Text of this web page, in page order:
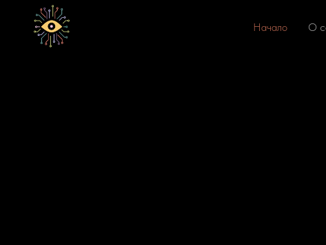
Начало О